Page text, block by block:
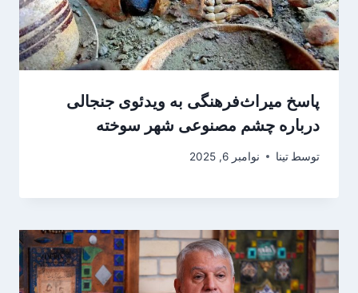
پاسخ میراث‌فرهنگی به ویدئوی جنجالی
درباره چشم مصنوعی شهر سوخته
توسط تینا نوامبر 6, 2025